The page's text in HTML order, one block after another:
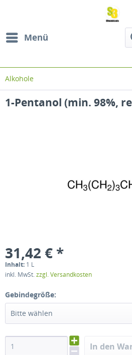
Menü
Alkohole
1-Pentanol (min. 98%,
31,42 € *
Inhalt: 1 L
inkl. MwSt.zzgl. Versandkosten
Gebindegröße:
Bitte wählen
In den